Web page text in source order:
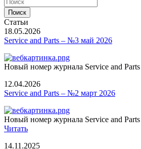
Статьи
18.05.2026
Service and Parts – №3 май 2026
Новый номер журнала Service and
12.04.2026
Service and Parts – №2 март 2026
Новый номер журнала Service and
Читать
14.11.2025